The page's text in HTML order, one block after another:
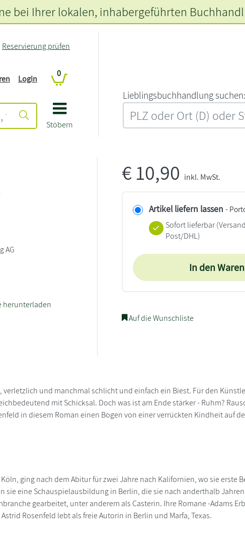
Stöbern
Reservierung prüfen
Login
0
L‍i‍e‍b‍l‍i‍n‍g‍s‍b‍u‍c‍h‍h‍a‍n‍d‍l‍u‍n‍g‍ ‍s‍u‍c‍h‍e‍n‍:‍
bei Ihrer lokalen, inhabergeführten
AG
herunterladen
€10,90 inkl. MwSt.
Artikel liefern lassen -
Sofort lieferbar
Post/DHL)
In den
Auf die Wunschliste
und manchmal schlicht und einfach ein Biest. Für den
mit Schicksal. Doch was ist am Ende stärker - Ruhm?
in diesem Roman einen Bogen von einer verrückten Kindheit auf
ging nach dem Abitur für zwei Jahre nach Kalifornien, wo sie erste
sie eine Schauspielausbildung in Berlin, die sie nach anderthalb
gearbeitet, unter anderem als Casterin. Ihre Romane -Adams
Rosenfeld lebt als freie Autorin in Berlin und Marfa, Texas.